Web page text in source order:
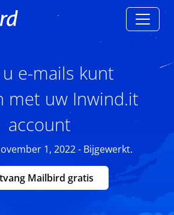
e-mails kunt
met uw Inwind.it
account
1, 2022 - Bijgewerkt.
Mailbird gratis